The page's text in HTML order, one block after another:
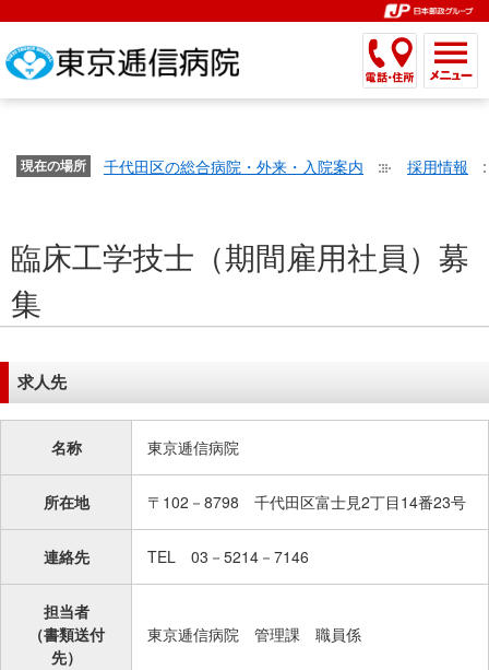
が
で
す。
ー
ジ
内
メ
ー
ヘ
ッ
ダ
メ
ニ
ー
移
動
し
ま
す
共
こ
き
さ
設
定
す。
こ
大
き
さ
設
す。
こ
メ
ニ
ュ
ー
す。
こ
ま
ッ
メ
ニ
ュ
ー
す。
こ
か
イ
検
索
で
す。
こ
こ
ま
イ
検
索
で
す。
こ
こ
か
通
ュ
ー
で
す。
こ
こ
ま
共
通
ュ
ー
で
す。
現在の場所 千代田区の総合病院・外来・入院案内 採用情報
こ
か
ら
本
文
す。
臨床工学技士（期間雇用社員）募
集
求人先
名称 東京逓信病院
所在地 〒102－8798 千代田区富士見2丁目14番23号
連絡先 TEL 03－5214－7146
担当者
（書類送付
先）
東京逓信病院 管理課 職員係